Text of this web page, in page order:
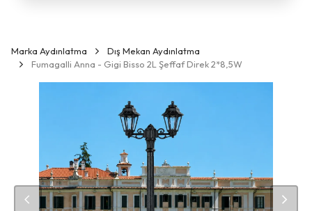
Marka Aydınlatma
Dış Mekan Aydınlatma
Fumagalli Anna - Gigi Bisso 2L Şeffaf Direk 2*8,5W